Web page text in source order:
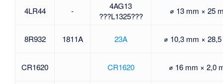
4LR44 -
4AG13
???L1325???
⌀ 13 mm × 25
8R932 1811A 23A ⌀ 10,3 mm ×
CR1620 CR1620 ⌀ 16 mm × 2,0